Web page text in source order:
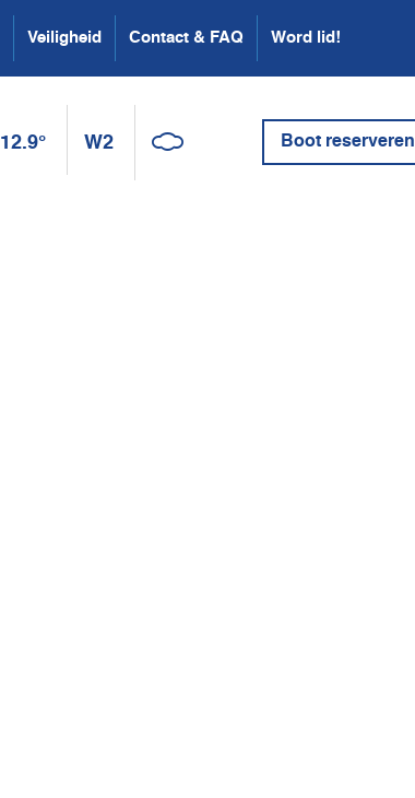
Veiligheid Contact & FAQ Word lid!
12.9° W2 Boot reserveren